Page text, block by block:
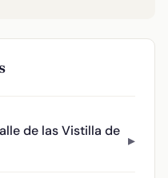
de las Vistilla de